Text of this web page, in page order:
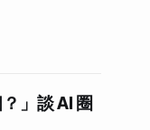
」談 AI 圈